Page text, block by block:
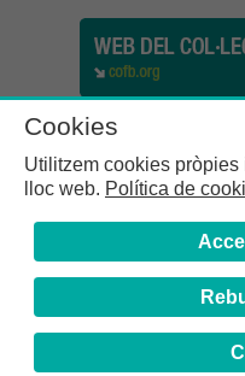
Cookies
Utilitzem cookies pròpies
lloc web. Política de